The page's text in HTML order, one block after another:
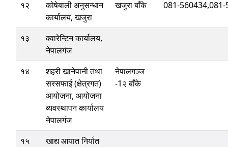
१२
कोषेबाली अनुसन्धान
कार्यालय, खजुरा
खजुरा बाँके 081-
१३
क्वारेन्टिन कार्यालय,
नेपालगंज
१४
शहरी खानेपानी तथा
सरसफाई (क्षेत्रगत)
आयोजना, आयोजना
व्यवस्थापन कार्यालय
नेपालगंज
नेपालगञ्ज
-1२ बाँके
१५
खाद्य आयात निर्यात